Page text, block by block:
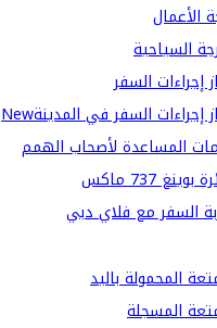
الأعمال
السياحية
إجراءات السفر
إجراءات السفر في المدينةNew
المساعدة لأصحاب الهمم
737 ماكس
السفر مع فلاي دبي
المحمولة باليد
المسجلة